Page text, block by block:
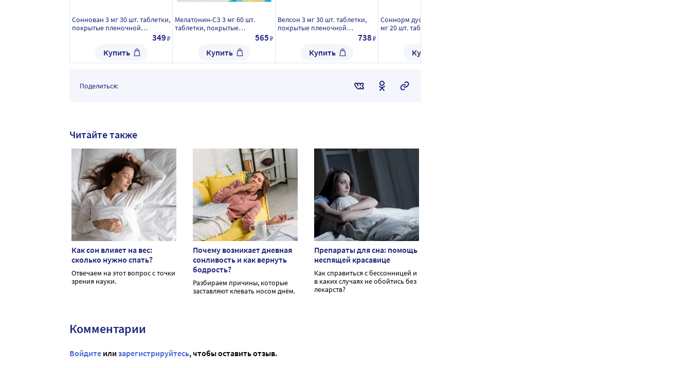
Соннован 3 мг 30 шт. таблетки,
покрытые пленочной
349₽
Купить
Мелатонин-СЗ 3 мг 60 шт.
таблетки, покрытые
565₽
Купить
Велсон 3 мг 30 шт. таблетки,
покрытые пленочной
738₽
Купить
Соннорм дуо 3 мг + 1,16 мг + 28
мг 20 шт. таблетки, покрытые
Купить
Поделиться:
Читайте также
Как сон влияет на вес:
сколько нужно спать?
Отвечаем на этот вопрос с точки
зрения науки.
Почему возникает дневная
сонливость и как вернуть
бодрость?
Разбираем причины, которые
заставляют клевать носом днём.
Препараты для сна: помощь
неспящей красавице
Как справиться с бессонницей и
в каких случаях не обойтись без
лекарств?
Комментарии
Войдите или зарегистрируйтесь, чтобы оставить отзыв.